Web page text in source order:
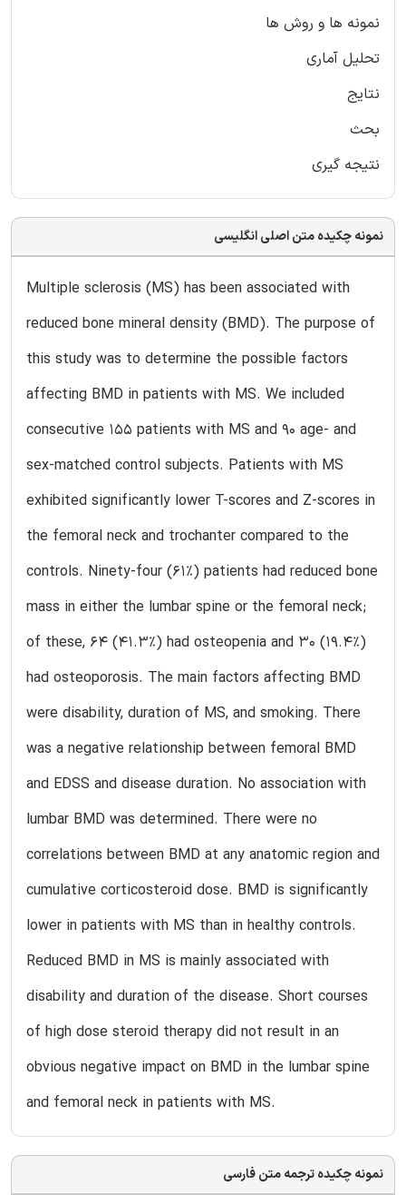
نمونه ها و روش ها
تحلیل آماری
نتایج
بحث
نتیجه گیری
نمونه چکیده متن اصلی انگلیسی
Multiple sclerosis (MS) has been associated with
reduced bone mineral density (BMD). The purpose of
this study was to determine the possible factors
affecting BMD in patients with MS. We included
consecutive 155 patients with MS and 90 age- and
sex-matched control subjects. Patients with MS
exhibited significantly lower T-scores and Z-scores in
the femoral neck and trochanter compared to the
controls. Ninety-four (61%) patients had reduced bone
mass in either the lumbar spine or the femoral neck;
of these, 64 (41.3%) had osteopenia and 30 (19.4%)
had osteoporosis. The main factors affecting BMD
were disability, duration of MS, and smoking. There
was a negative relationship between femoral BMD
and EDSS and disease duration. No association with
lumbar BMD was determined. There were no
correlations between BMD at any anatomic region and
cumulative corticosteroid dose. BMD is significantly
lower in patients with MS than in healthy controls.
Reduced BMD in MS is mainly associated with
disability and duration of the disease. Short courses
of high dose steroid therapy did not result in an
obvious negative impact on BMD in the lumbar spine
and femoral neck in patients with MS.
نمونه چکیده ترجمه متن فارسی